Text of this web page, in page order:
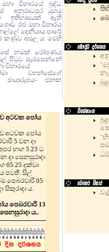
විහාරයේ බුද්ධ
අනුරාධපුර යුගය
ඉතිහාසයක් ඇති
රජ මහා විහාරය
දෙනියාය පාරේ
කණුව අසල ය. මෙහි
නමක් රෝපණය
පිටුව සැරසෙන්නේ
විහාරයේ
වහන්සේගේ
ඡායාරූපය- ජනක
අටවක පෝය
අටවක පෝය
5 වන දා
භාග 5.23 ට
දා සෙනසුරාදා
05.25 දක්වා
පවතී. සිල්
පෙබරවාරි 05
සිකුරාදා ය.
පෙබරවාරි 13
ය..